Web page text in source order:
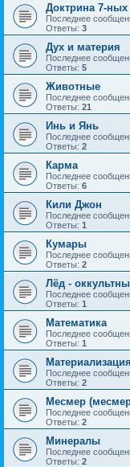
Доктрина 7-ных
Последнее
Ответы: 3
Дух и материя
Последнее
Ответы: 5
Животные
Последнее
Ответы: 21
Инь и Янь
Последнее
Ответы: 2
Карма
Последнее
Ответы: 6
Кили Джон
Последнее
Ответы: 1
Кумары
Последнее
Ответы: 2
Лёд -
Последнее
Ответы: 1
Математика
Последнее
Ответы: 1
Материализация
Последнее
Ответы: 2
Месмер
Последнее
Ответы: 2
Минералы
Последнее
Ответы: 2